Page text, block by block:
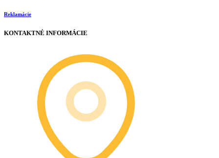
Reklamácie
KONTAKTNÉ INFORMÁCIE